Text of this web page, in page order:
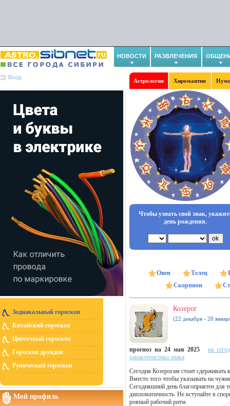
НОВОСТИ РАЗВЛЕЧЕНИЯ
Вход
Астрология Хиромантия
Зодиакальный гороскоп
Китайский гороскоп
Цветочный гороскоп
Гороскоп друидов
Рунический гороскоп
Мой профиль
Чтобы узнать свой знак,
день рождения.
Овен Телец
Скорпион
Козерог
(22 декабря - 20
прогноз на 24 мая 2025
на
характеристика знака
Сегодня Козерогам стоит
Вместо того чтобы указывать на
Сегодняшний день благоприятен для
дипломатичность. Не вступайте в
ровный рабочий ритм.